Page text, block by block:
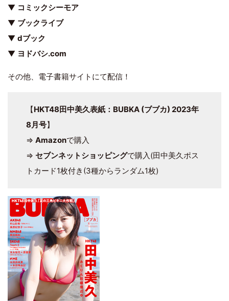
▼ コミックシーモア
▼ ブックライブ
▼ dブック
▼ ヨドバシ.com
その他、電子書籍サイトにて配信！
【HKT48田中美久表紙：BUBKA (ブブカ) 2023年
8月号】
⇒ Amazonで購入
⇒ セブンネットショッピングで購入(田中美久ポス
トカード1枚付き(3種からランダム1枚)